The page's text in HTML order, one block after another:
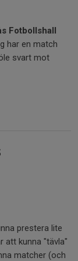
Fotbollshall
har en match
svart mot
prestera lite
att kunna "tävla"
matcher (och